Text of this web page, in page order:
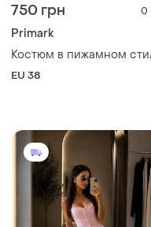
750 грн 0
Primark
Костюм в пижамном
EU 38